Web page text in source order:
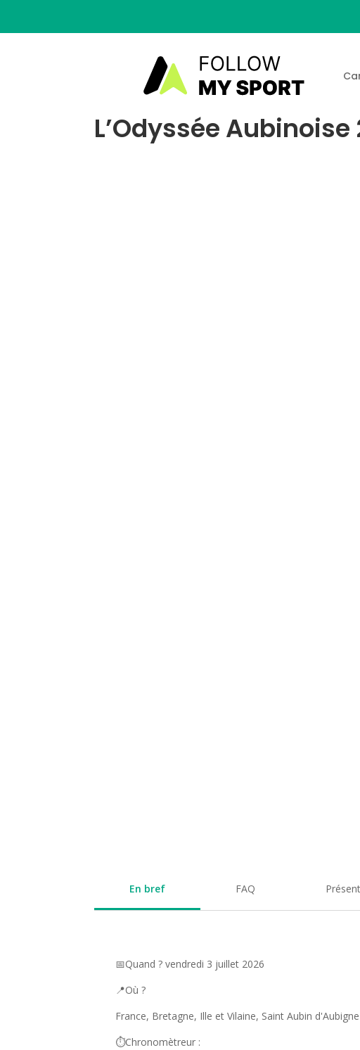
L’Odyssée
En bref FAQ
📅Quand ? vendredi 3 juillet 2026
📍Où ?
France, Bretagne, Ille et Vilaine, Saint Aubin d'Aubigne
⏱️Chronomètreur :